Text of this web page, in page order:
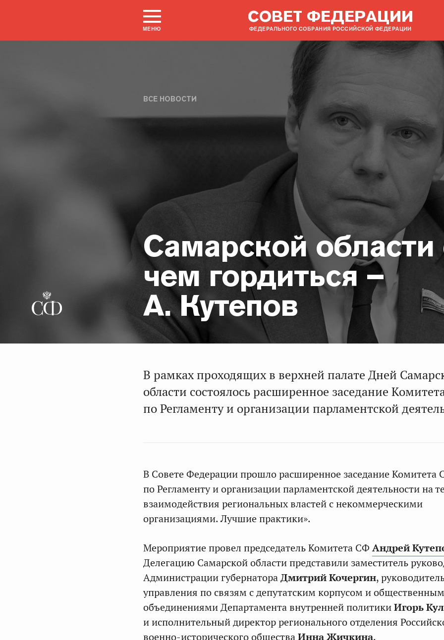
МЕНЮ
СОВЕТ ФЕДЕРАЦИИ
ФЕДЕРАЛЬНОГО СОБРАНИЯ РОССИЙСКОЙ ФЕДЕРАЦИИ
ВСЕ НОВОСТИ
Самарской области
чем гордиться –
А. Кутепов
В рамках проходящих в верхней палате Дней
области состоялось расширенное заседание
по Регламенту и организации парламентской
В Совете Федерации прошло расширенное заседание Комитета
по Регламенту и организации парламентской деятельности на
взаимодействия региональных властей с некоммерческими
организациями. Лучшие практики».
Мероприятие провел председатель Комитета СФ Андрей
Делегацию Самарской области представили заместитель
Администрации губернатораДмитрий Кочергин,
управления по связям с депутатским корпусом и
объединениями Департамента внутренней политикиИгорь
и исполнительный директор регионального отделения
военно-исторического обществаИнна Жичкина.